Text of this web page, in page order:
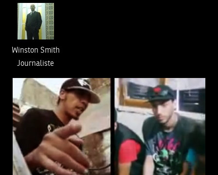
Winston Smith
Journaliste